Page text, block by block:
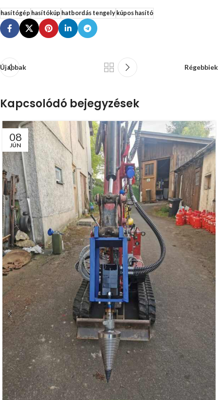
hasítógép hasítókúp hatbordás tengelykúpos hasító
Újabbak Régebbiek
Kapcsolódó bejegyzések
08
JÚN